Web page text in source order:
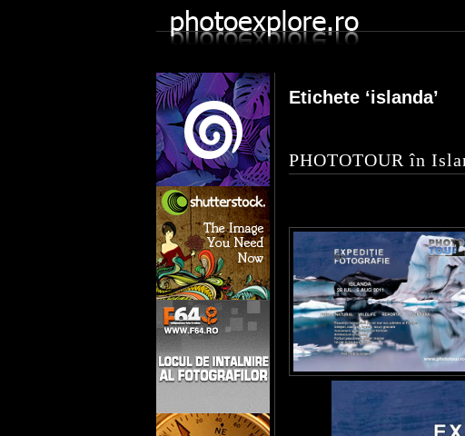
Etichete ‘islanda’
PHOTOTOUR în